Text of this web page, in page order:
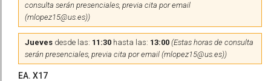
consulta serán presenciales, previa cita por email
(mlopez15@us.es))
Jueves desde las: 11:30 hasta las: 13:00 (Estas horas de consulta
serán presenciales, previa cita por email (mlopez15@us.es))
EA. X17